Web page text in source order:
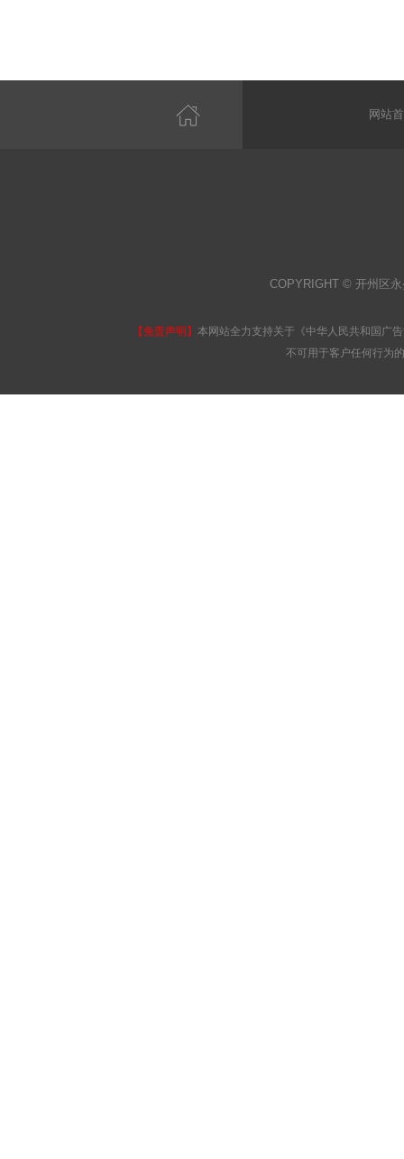
网站
COPYRIGHT © 开州区
【免责声明】 本网站全力支持关于《中华人民共和国广
不可用于客户任何行为